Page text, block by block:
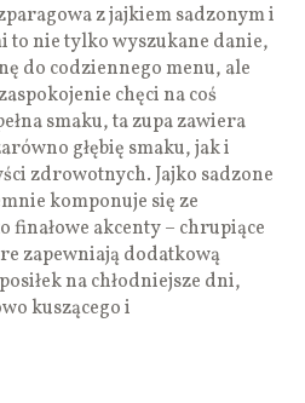
z jajkiem sadzonym i
nie tylko wyszukane danie,
do codziennego menu, ale
chęci na coś
smaku, ta zupa zawiera
głębię smaku, jak i
zdrowotnych. Jajko sadzone
komponuje się ze
finałowe akcenty – chrupiące
zapewniają dodatkową
na chłodniejsze dni,
kuszącego i